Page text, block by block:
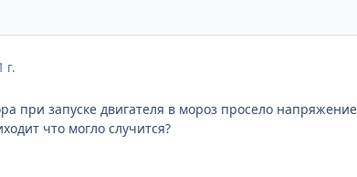
г.
при запуске двигателя в мороз просело
что могло случится?